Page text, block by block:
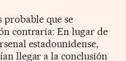
probable que se
contraria: En lugar de
estadounidense,
llegar a la conclusión